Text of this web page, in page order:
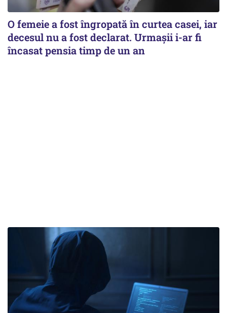
O femeie a fost îngropată în curtea casei, iar
decesul nu a fost declarat. Urmașii i-ar fi
încasat pensia timp de un an